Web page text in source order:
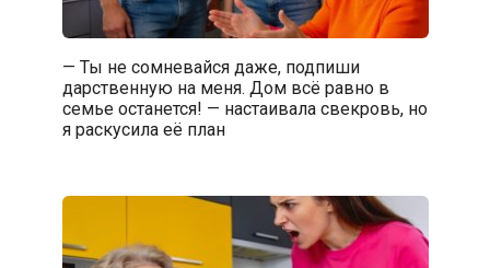
— Ты не сомневайся даже, подпиши
дарственную на меня. Дом всё равно в
семье останется! — настаивала свекровь, но
я раскусила её план